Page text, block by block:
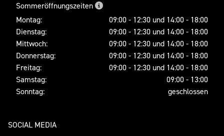
Sommeröffnungszeiten
Montag:
09:00 - 12:30 und 14:00 - 18:00
Dienstag:
09:00 - 12:30 und 14:00 - 18:00
Mittwoch:
09:00 - 12:30 und 14:00 - 18:00
Donnerstag:
09:00 - 12:30 und 14:00 - 18:00
Freitag:
09:00 - 12:30 und 14:00 - 18:00
Samstag:
09:00 - 13:00
Sonntag:
geschlossen
SOCIAL MEDIA